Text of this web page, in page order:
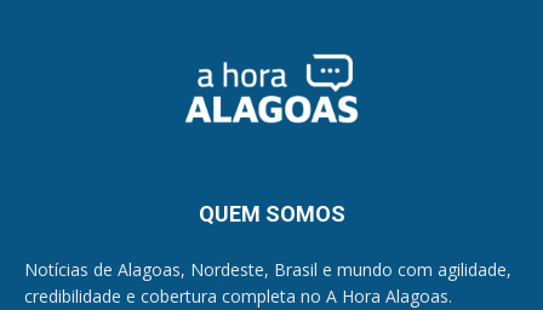
QUEM SOMOS
Notícias de Alagoas, Nordeste, Brasil e mundo com agilidade,
credibilidade e cobertura completa no A Hora Alagoas.